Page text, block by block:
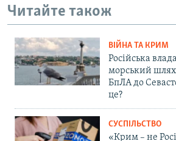
Читайте також
ВІЙНА ТА КРИМ
Російська
морський
БпЛА до
це?
СУСПІЛЬСТВО
«Крим – не